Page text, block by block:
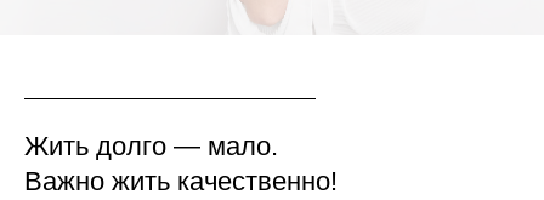
Жить долго — мало.
Важно жить качественно!